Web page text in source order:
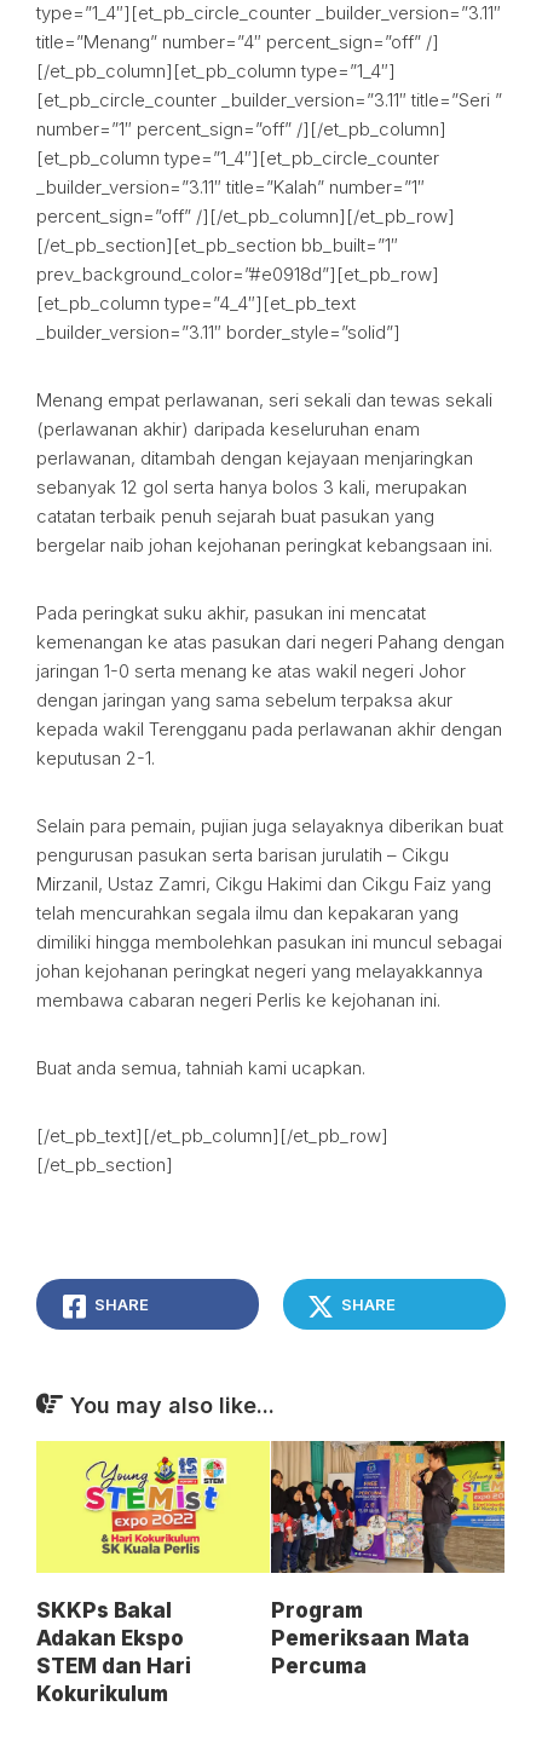
type=”1_4″][et_pb_circle_counter _builder_version=”3.11″
title=”Menang” number=”4″ percent_sign=”off” /]
[/et_pb_column][et_pb_column type=”1_4″]
[et_pb_circle_counter _builder_version=”3.11″ title=”Seri ”
number=”1″ percent_sign=”off” /][/et_pb_column]
[et_pb_column type=”1_4″][et_pb_circle_counter
_builder_version=”3.11″ title=”Kalah” number=”1″
percent_sign=”off” /][/et_pb_column][/et_pb_row]
[/et_pb_section][et_pb_section bb_built=”1″
prev_background_color=”#e0918d”][et_pb_row]
[et_pb_column type=”4_4″][et_pb_text
_builder_version=”3.11″ border_style=”solid”]
Menang empat perlawanan, seri sekali dan tewas sekali
(perlawanan akhir) daripada keseluruhan enam
perlawanan, ditambah dengan kejayaan menjaringkan
sebanyak 12 gol serta hanya bolos 3 kali, merupakan
catatan terbaik penuh sejarah buat pasukan yang
bergelar naib johan kejohanan peringkat kebangsaan ini.
Pada peringkat suku akhir, pasukan ini mencatat
kemenangan ke atas pasukan dari negeri Pahang dengan
jaringan 1-0 serta menang ke atas wakil negeri Johor
dengan jaringan yang sama sebelum terpaksa akur
kepada wakil Terengganu pada perlawanan akhir dengan
keputusan 2-1.
Selain para pemain, pujian juga selayaknya diberikan buat
pengurusan pasukan serta barisan jurulatih – Cikgu
Mirzanil, Ustaz Zamri, Cikgu Hakimi dan Cikgu Faiz yang
telah mencurahkan segala ilmu dan kepakaran yang
dimiliki hingga membolehkan pasukan ini muncul sebagai
johan kejohanan peringkat negeri yang melayakkannya
membawa cabaran negeri Perlis ke kejohanan ini.
Buat anda semua, tahniah kami ucapkan.
[/et_pb_text][/et_pb_column][/et_pb_row]
[/et_pb_section]
SHARE SHARE
You may also like...
SKKPs Bakal
Adakan Ekspo
STEM dan Hari
Kokurikulum
Program
Pemeriksaan Mata
Percuma